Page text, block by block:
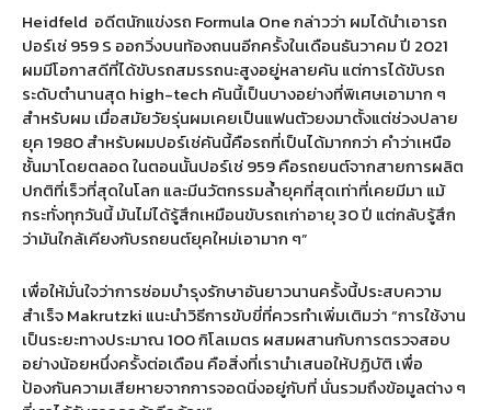
Heidfeld อดีตนักแข่งรถ Formula One กล่าวว่า ผมได้นำเอารถ
ปอร์เช่ 959 S ออกวิ่งบนท้องถนนอีกครั้งในเดือนธันวาคม ปี 2021
ผมมีโอกาสดีที่ได้ขับรถสมรรถนะสูงอยู่หลายคัน แต่การได้ขับรถ
ระดับตำนานสุด high-tech คันนี้เป็นบางอย่างที่พิเศษเอามาก ๆ
สำหรับผม เมื่อสมัยวัยรุ่นผมเคยเป็นแฟนตัวยงมาตั้งแต่ช่วงปลาย
ยุค 1980 สำหรับผมปอร์เช่คันนี้คือรถที่เป็นได้มากกว่า คำว่าเหนือ
ชั้นมาโดยตลอด ในตอนนั้นปอร์เช่ 959 คือรถยนต์จากสายการผลิต
ปกติที่เร็วที่สุดในโลก และมีนวัตกรรมล้ำยุคที่สุดเท่าที่เคยมีมา แม้
กระทั่งทุกวันนี้ มันไม่ได้รู้สึกเหมือนขับรถเก่าอายุ 30 ปี แต่กลับรู้สึก
ว่ามันใกล้เคียงกับรถยนต์ยุคใหม่เอามาก ๆ”
เพื่อให้มั่นใจว่าการซ่อมบำรุงรักษาอันยาวนานครั้งนี้ประสบความ
สำเร็จ Makrutzki แนะนำวิธีการขับขี่ที่ควรทำเพิ่มเติมว่า “การใช้งาน
เป็นระยะทางประมาณ 100 กิโลเมตร ผสมผสานกับการตรวจสอบ
อย่างน้อยหนึ่งครั้งต่อเดือน คือสิ่งที่เรานำเสนอให้ปฏิบัติ เพื่อ
ป้องกันความเสียหายจากการจอดนิ่งอยู่กับที่ นั่นรวมถึงข้อมูลต่าง ๆ